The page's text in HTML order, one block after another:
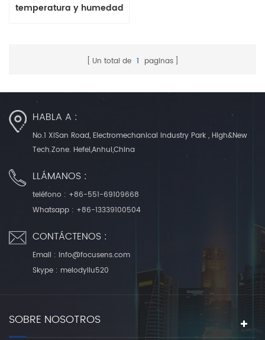
temperatura y humedad
Un total de 1 paginas
HABLA A :
No.1 XiSan Road, Electromechanical Industry Park , High&New
Tech.Zone. Hefei,Anhui,China
LLÁMANOS :
teléfono : +86-551-69109668
Whatsapp : +86-13339100504
CONTÁCTENOS :
Email : info@focusens.com
Skype : melodyliu520
SOBRE NOSOTROS